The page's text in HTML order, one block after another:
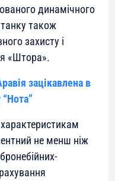
динамічного
також
захисту і
«Штора».
зацікавлена в
не менш ніж